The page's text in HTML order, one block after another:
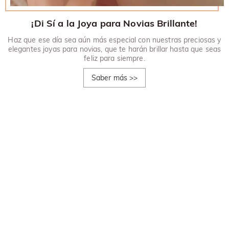
¡Di Sí a la Joya para Novias Brillante!
Haz que ese día sea aún más especial con nuestras preciosas y
elegantes joyas para novias, que te harán brillar hasta que seas
feliz para siempre.
Saber más>>